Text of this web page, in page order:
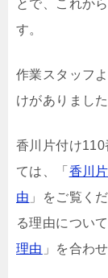
とで、これか
す。
作業スタッフ
けがありまし
香川片付け
ては、「 香川
由 」をご覧く
る理由について
理由 」を合わ